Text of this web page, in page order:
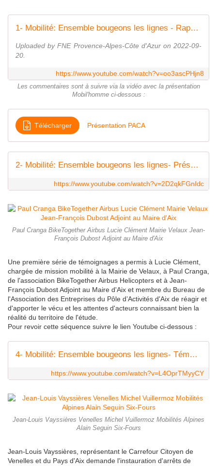
1- Mobilité: Ensemble bougeons les lignes - Rapport Mobil'home
Uploaded by FNE Provence-Alpes-Côte d'Azur on 2022-09-
20.
https://www.youtube.com/watch?v=oo3ascPHjn8
Les commentaires sont à suivre via la vidéo avec la présentation
Mobil'homme ci-dessous :
Télécharger Présentation PACA
2- Mobilité: Ensemble bougeons les lignes- Présentation rapport NOSTERPACA
https://www.youtube.com/watch?v=2D2qkFGnIdc
Paul Cranga BikeTogether Airbus Lucie Clément Mairie Velaux Jean-
François Dubost Adjoint au Maire d'Aix
Une première série de témoignages a permis à Lucie Clément,
chargée de mission mobilité à la Mairie de Velaux, à Paul Cranga,
de l'association BikeTogether Airbus Helicopters et à Jean-
François Dubost Adjoint au Maire d'Aix et membre du Bureau de
l'Association des Entreprises du Pôle d’Activités d'Aix de réagir et
d'apporter le vécu et les attentes d'acteurs connaissant bien la
réalité du territoire de l'étude.
Pour revoir cette séquence suivre le lien Youtube ci-dessous :
4- Mobilité: Ensemble bougeons les lignes- Témoignages partie 1
https://www.youtube.com/watch?v=L4OprTMyyCY
Jean-Louis Vayssières Venelles Michel Vuillermoz Mobilités Alpines
Alain Seguin Six-Fours
Jean-Louis Vayssières, représentant le Carrefour Citoyen de
Venelles et du Pays d'Aix demande l'instauration d'arrêts de